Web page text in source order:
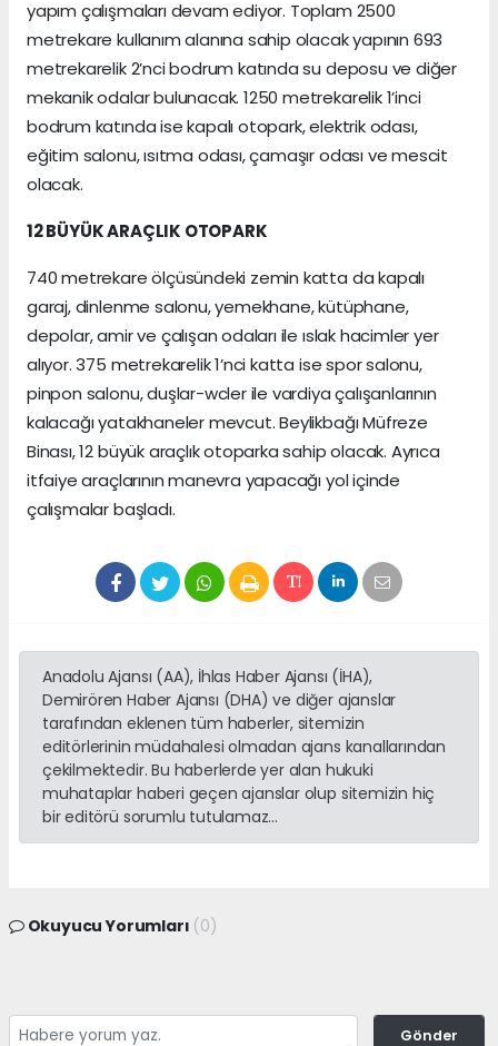
yapım çalışmaları devam ediyor. Toplam 2500
metrekare kullanım alanına sahip olacak yapının 693
metrekarelik 2’nci bodrum katında su deposu ve diğer
mekanik odalar bulunacak. 1250 metrekarelik 1’inci
bodrum katında ise kapalı otopark, elektrik odası,
eğitim salonu, ısıtma odası, çamaşır odası ve mescit
olacak.
12 BÜYÜK ARAÇLIK OTOPARK
740 metrekare ölçüsündeki zemin katta da kapalı
garaj, dinlenme salonu, yemekhane, kütüphane,
depolar, amir ve çalışan odaları ile ıslak hacimler yer
alıyor. 375 metrekarelik 1’nci katta ise spor salonu,
pinpon salonu, duşlar-wcler ile vardiya çalışanlarının
kalacağı yatakhaneler mevcut. Beylikbağı Müfreze
Binası, 12 büyük araçlık otoparka sahip olacak. Ayrıca
itfaiye araçlarının manevra yapacağı yol içinde
çalışmalar başladı.
Anadolu Ajansı (AA), İhlas Haber Ajansı (İHA),
Demirören Haber Ajansı (DHA) ve diğer ajanslar
tarafından eklenen tüm haberler, sitemizin
editörlerinin müdahalesi olmadan ajans kanallarından
çekilmektedir. Bu haberlerde yer alan hukuki
muhataplar haberi geçen ajanslar olup sitemizin hiç
bir editörü sorumlu tutulamaz...
Okuyucu Yorumları (0)
Gönder